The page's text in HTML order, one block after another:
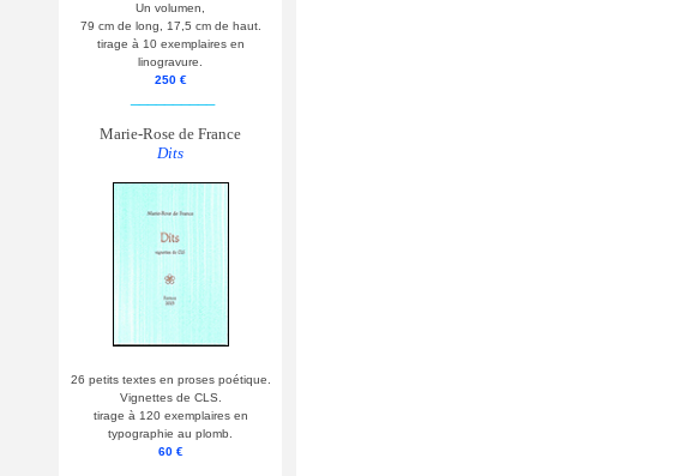
Un volumen,
79 cm de long, 17,5 cm de haut.
tirage à 10 exemplaires en
linogravure.
250 €
Marie-Rose de France
Dits
26 petits textes en proses poétique.
Vignettes de CLS.
tirage à 120 exemplaires en
typographie au plomb.
60 €